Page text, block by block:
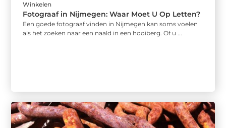
Winkelen
Fotograaf in Nijmegen: Waar Moet U Op Letten?
Een goede fotograaf vinden in Nijmegen kan soms voelen
als het zoeken naar een naald in een hooiberg. Of u ...